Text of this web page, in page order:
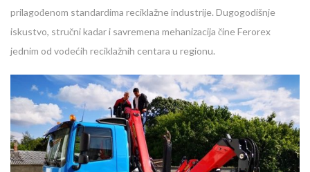
prilagođenom standardima reciklažne industrije. Dugogodišnje
iskustvo, stručni kadar i savremena mehanizacija čine Ferorex
jednim od vodećih reciklažnih centara u regionu.